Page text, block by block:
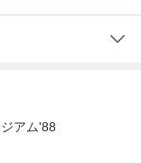
アム'88